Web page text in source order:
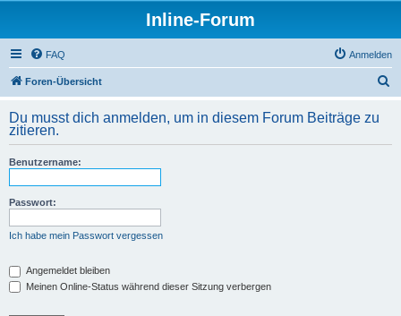
Inline-Forum
FAQ Anmelden
Foren-Übersicht
h
Du musst dich anmelden, um in diesem Forum Beiträge zu
zitieren.
Benutzername:
Passwort:
Ich habe mein Passwort vergessen
Angemeldet bleiben
Meinen Online-Status während dieser Sitzung verbergen